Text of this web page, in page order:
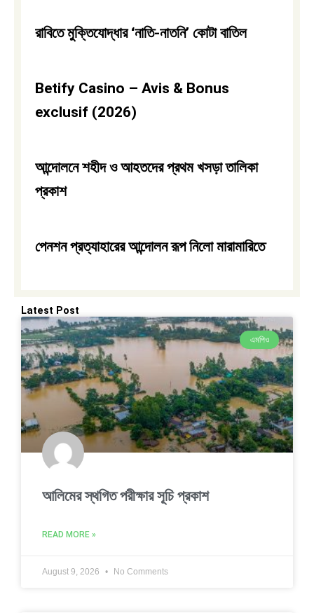
রাবিতে মুক্তিযোদ্ধার ‘নাতি-নাতনি’ কোটা বাতিল
Betify Casino – Avis & Bonus
exclusif (2026)
আন্দোলনে শহীদ ও আহতদের প্রথম খসড়া তালিকা
প্রকাশ
পেনশন প্রত্যাহারের আন্দোলন রূপ নিলো মারামারিতে
Latest Post
এমপিও
আলিমের স্থগিত পরীক্ষার সূচি প্রকাশ
READ MORE »
August 9, 2026 No Comments